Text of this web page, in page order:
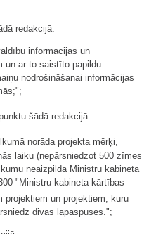
redakcijā:
informācijas un
un ar to saistīto papildu
nodrošināšanai informācijas
šādā redakcijā:
norāda projekta mērķi,
laiku (nepārsniedzot 500 zīmes
neaizpilda Ministru kabineta
"Ministru kabineta kārtības
projektiem un projektiem, kuru
divas lapaspuses.";